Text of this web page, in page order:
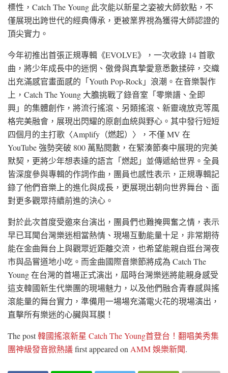
標性，Catch The Young 此次能以新星之姿被大師欽點，不
僅展現出跨世代的經典傳承，更被業界視為獲得大師認證的
頂尖實力。
今年初推出首張正規專輯《EVOLVE》，一次收錄 14 首歌
曲，將少年成長中的迷惘、傲骨與真摯愛意悉數揉碎，交織
出充滿感官畫面感的「Youth Pop-Rock」浪潮。在音樂製作
上，Catch The Young 大膽挑戰了錄音室「零樂譜、全即
興」的集體創作，將流行搖滾、另類搖滾、新靈魂放克等風
格完美融會，展現出閃耀的原創血統與野心。其中發行短短
四個月的主打歌〈Amplify（燃起）〉，不僅 MV 在
YouTube 強勢突破 800 萬點閱數，在緊湊節奏中展現的完美
默契，更將少年想表達的語言「燃起」並傳遞給世界。全員
皆深度參與專輯的作詞作曲，團員也感性表示，正規專輯記
錄了他們音樂上的進化與成長，更展現出朝向世界舞台、面
對更多觀眾持續前進的決心。
對於此次首度受邀來台演出，團員們也難掩興奮之情，表示
早已耳聞台灣樂迷相當熱情、現場互動能量十足，非常期待
能在金曲舞台上與觀眾近距離交流，也希望能親自逛台灣夜
市與品嘗道地小吃。而金曲國際音樂節將成為 Catch The
Young 在台灣的首場正式演出，屆時台灣樂迷將能親身感受
這支韓國新生代樂團的現場魅力，以及他們融合青春感與搖
滾能量的舞台實力，準備用一場場充滿電火花的現場演出，
直擊所有樂迷的心臟與耳膜！
The post韓國搖滾新星 Catch The Young首登台！翻唱美秀集
團神級發音掀熱議first appeared onAMM 娛樂新聞.